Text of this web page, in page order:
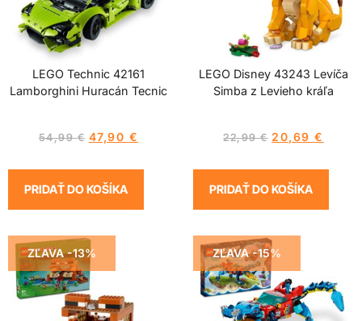
LEGO Technic 42161
Lamborghini Huracán Tecnic
54,99€ 47,90 €
PRIDAŤ DO KOŠÍKA
LEGO Disney 43243 Levíča
Simba z Levieho kráľa
22,99€ 20,69€
PRIDAŤ DO KOŠÍKA
ZĽAVA -13% ZĽAVA -15%